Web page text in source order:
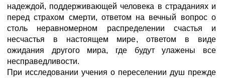
надеждой, поддерживающей человека в страданиях и
перед страхом смерти, ответом на вечный вопрос о
столь неравномерном распределении счастья и
несчастья в настоящем мире, ответом в виде
ожидания другого мира, где будут улажены все
несправедливости.
При исследовании учения о переселении душ прежде